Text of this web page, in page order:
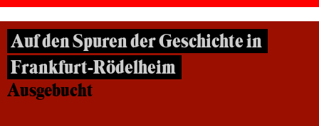
Auf den Spuren der Geschichte in
Frankfurt-Rödelheim
Ausgebucht